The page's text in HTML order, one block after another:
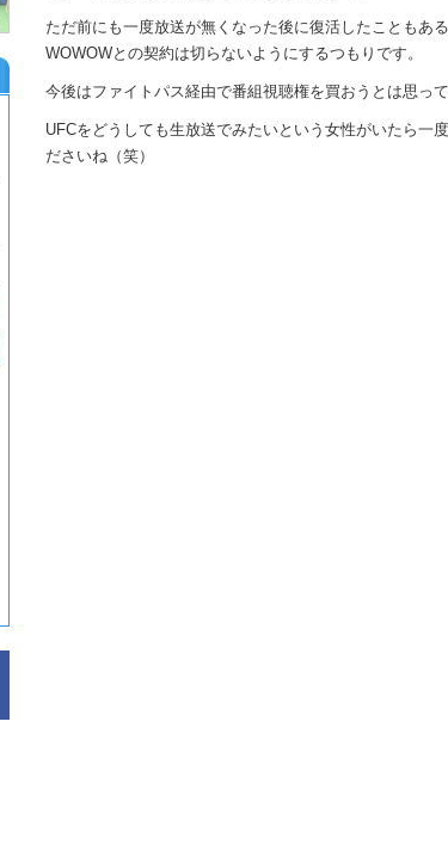
ただ前にも一度放送が無くなった後に復活したこともあ
WOWOWとの契約は切らないようにするつもりです。
今後はファイトパス経由で番組視聴権を買おうとは思っ
UFCをどうしても生放送でみたいという女性がいたら一
ださいね（笑）